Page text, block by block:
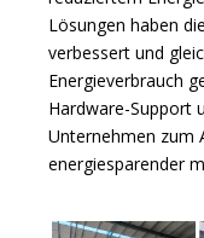
Lösungen haben
verbessert und
Energieverbrauch
Hardware-Support
Unternehmen zum
energiesparender